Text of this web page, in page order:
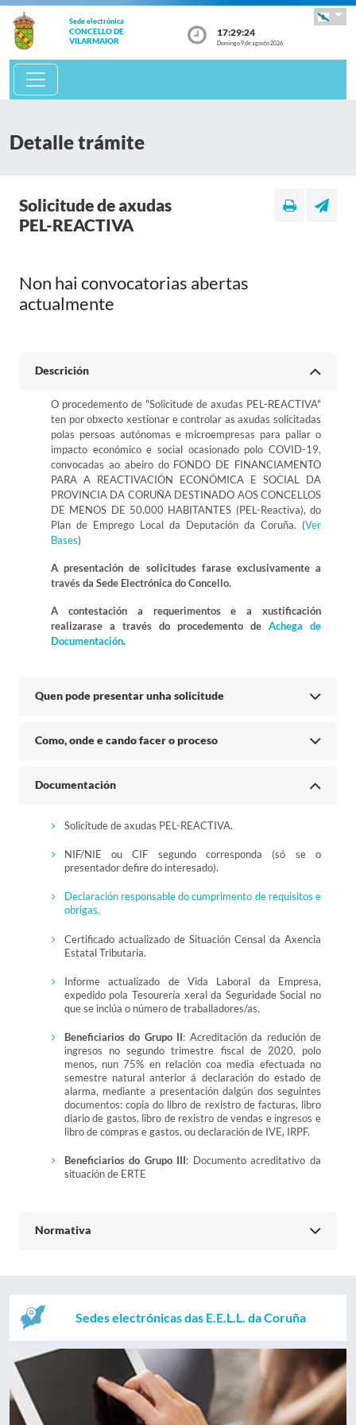
Sede electrónica
CONCELLO DE
VILARMAIOR
17:29:24
Domingo 9 de agosto 2026
Detalle trámite
Solicitude de axudas
PEL-REACTIVA
Non hai convocatorias abertas
actualmente
Descrición
O procedemento de "Solicitude de axudas PEL-REACTIVA"
ten por obxecto xestionar e controlar as axudas solicitadas
polas persoas autónomas e microempresas para paliar o
impacto económico e social ocasionado polo COVID-19,
convocadas ao abeiro do FONDO DE FINANCIAMENTO
PARA A REACTIVACIÓN ECONÓMICA E SOCIAL DA
PROVINCIA DA CORUÑA DESTINADO AOS CONCELLOS
DE MENOS DE 50.000 HABITANTES (PEL-Reactiva), do
Plan de Emprego Local da Deputación da Coruña. (Ver
Bases)
A presentación de solicitudes farase exclusivamente a
través da Sede Electrónica do Concello.
A contestación a requerimentos e a xustificación
realizarase a través do procedemento de Achega de
Documentación.
Quen pode presentar unha solicitude
Como, onde e cando facer o proceso
Documentación
Solicitude de axudas PEL-REACTIVA.
NIF/NIE ou CIF segundo corresponda (só se o
presentador defire do interesado).
Declaración responsable do cumprimento de requisitos e
obrigas.
Certificado actualizado de Situación Censal da Axencia
Estatal Tributaria.
Informe actualizado de Vida Laboral da Empresa,
expedido pola Tesourería xeral da Seguridade Social no
que se inclúa o número de traballadores/as.
Beneficiarios do Grupo II: Acreditación da redución de
ingresos no segundo trimestre fiscal de 2020, polo
menos, nun 75% en relación coa media efectuada no
semestre natural anterior á declaración do estado de
alarma, mediante a presentación dalgún dos seguintes
documentos: copia do libro de rexistro de facturas, libro
diario de gastos, libro de rexistro de vendas e ingresos e
libro de compras e gastos, ou declaración de IVE, IRPF.
Beneficiarios do Grupo III: Documento acreditativo da
situación de ERTE
Normativa
Sedes electrónicas das E.E.L.L. da Coruña